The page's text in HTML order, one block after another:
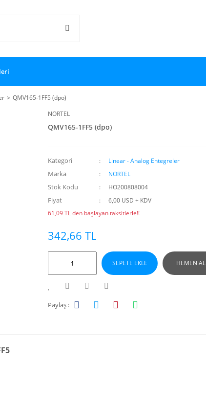
QMV165-1FF5 (dpo)
NORTEL
QMV165-1FF5 (dpo)
Kategori Linear - Analog Entegreler
Marka NORTEL
Stok Kodu HO200808004
Fiyat
6,00 USD + KDV
61,09 TL den başlayan taksitlerle!!
342,66 TL
SEPETE EKLE HEMEN AL
Paylaş :